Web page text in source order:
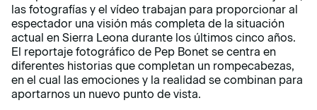
las fotografías y el vídeo trabajan para proporcionar al
espectador una visión más completa de la situación
actual en Sierra Leona durante los últimos cinco años.
El reportaje fotográfico de Pep Bonet se centra en
diferentes historias que completan un rompecabezas,
en el cual las emociones y la realidad se combinan para
aportarnos un nuevo punto de vista.